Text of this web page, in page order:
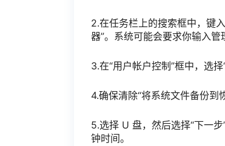
2.在任务栏上的搜索框中，键
器”。系统可能会要求你输入管
3.在“用户帐户控制”框中，选择“
4.确保清除“将系统文件备份到
5.选择 U 盘，然后选择“下一
钟时间。